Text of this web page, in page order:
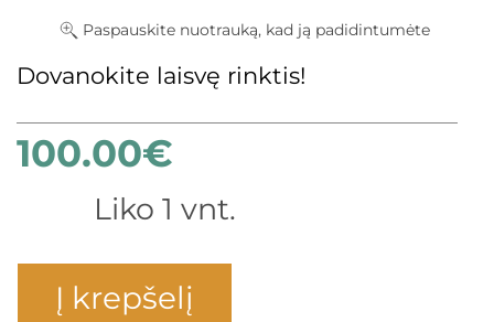
Paspauskite nuotrauką, kad ją padidintumėte
Dovanokite laisvę rinktis!
100.00€
Liko 1 vnt.
Į krepšelį